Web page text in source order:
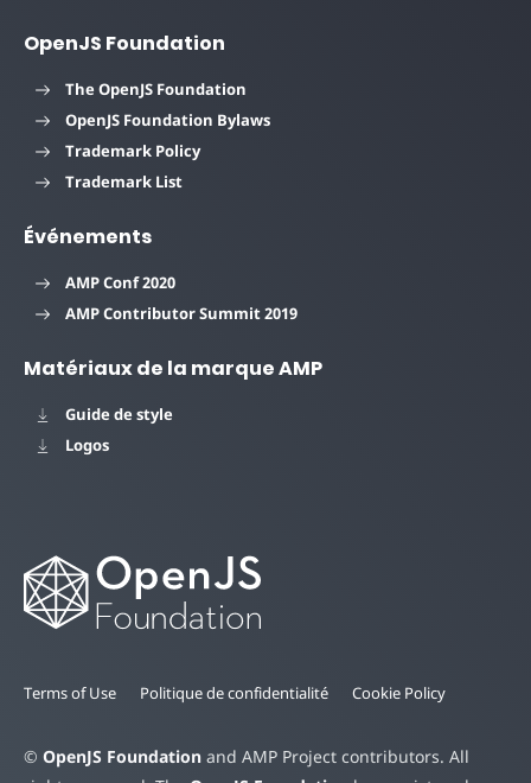
OpenJS Foundation
The OpenJS Foundation
OpenJS Foundation Bylaws
Trademark Policy
Trademark List
Événements
AMP Conf 2020
AMP Contributor Summit 2019
Matériaux de la marque AMP
Guide de style
Logos
Terms of Use Politique de confidentialité Cookie Policy
© OpenJS Foundation and AMP Project contributors. All